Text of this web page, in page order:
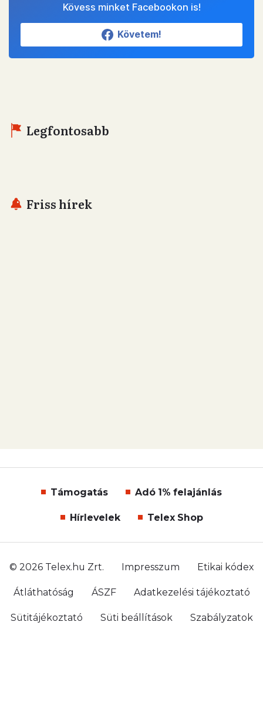
Kövess minket Facebookon is!
Követem!
Legfontosabb
Friss hírek
Támogatás Adó 1% felajánlás
Hírlevelek Telex Shop
© 2026 Telex.hu Zrt. Impresszum Etikai kódex
Átláthatóság ÁSZF Adatkezelési tájékoztató
Sütitájékoztató Süti beállítások Szabályzatok